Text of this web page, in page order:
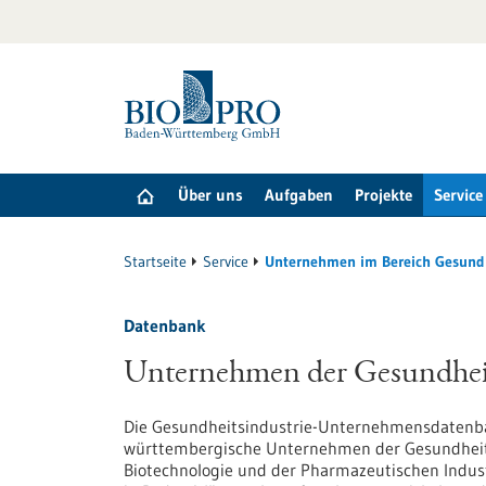
Über uns Aufgaben Projekte Service
Startseite Service Unternehmen im Bereich
Datenbank
Unternehmen der
Die Gesundheitsindustrie-
württembergische Unternehmen der
Biotechnologie und der Pharmazeutischen